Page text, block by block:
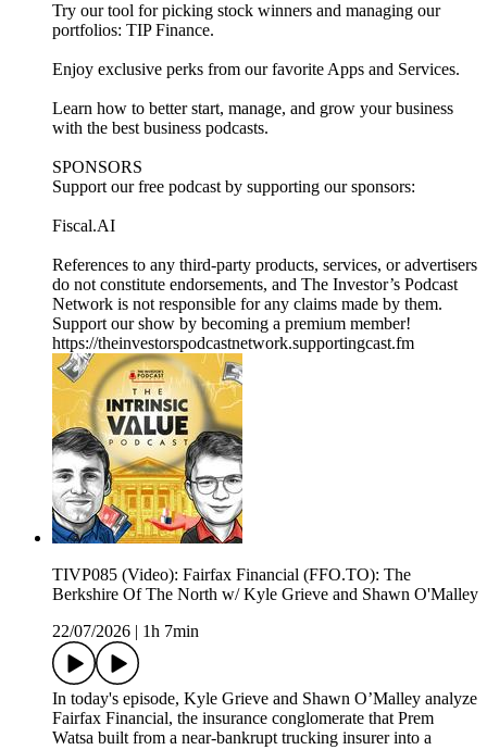
Try our tool for picking stock winners and managing our
portfolios: ⁠⁠⁠⁠⁠⁠⁠⁠⁠⁠⁠⁠⁠⁠⁠⁠⁠⁠⁠⁠⁠⁠⁠⁠⁠⁠⁠⁠⁠⁠⁠⁠⁠⁠⁠⁠⁠⁠⁠⁠⁠⁠⁠⁠⁠⁠⁠⁠⁠⁠⁠⁠⁠⁠⁠⁠⁠⁠⁠⁠⁠⁠⁠⁠⁠⁠⁠⁠⁠⁠⁠⁠⁠⁠⁠⁠⁠⁠⁠⁠⁠⁠⁠⁠⁠TIP Finance⁠⁠⁠⁠⁠⁠⁠⁠⁠⁠⁠⁠⁠⁠⁠⁠.
Enjoy exclusive perks from our ⁠⁠⁠⁠⁠⁠⁠⁠⁠⁠⁠⁠⁠⁠⁠⁠⁠⁠⁠⁠⁠⁠⁠⁠⁠⁠⁠⁠⁠⁠⁠⁠⁠⁠⁠⁠⁠⁠⁠⁠⁠⁠⁠⁠⁠⁠⁠⁠⁠⁠⁠⁠⁠⁠⁠⁠⁠⁠⁠⁠⁠⁠⁠⁠⁠⁠⁠⁠⁠⁠⁠⁠⁠⁠⁠⁠⁠⁠⁠⁠⁠⁠⁠⁠⁠favorite Apps and Services⁠⁠⁠⁠⁠⁠⁠⁠⁠⁠⁠⁠⁠⁠⁠⁠⁠⁠⁠⁠⁠⁠⁠⁠⁠⁠⁠⁠⁠⁠⁠⁠⁠⁠⁠⁠⁠⁠⁠⁠⁠⁠⁠⁠⁠⁠⁠⁠⁠⁠⁠⁠⁠⁠⁠⁠⁠⁠⁠⁠⁠⁠⁠⁠⁠⁠⁠⁠⁠⁠⁠⁠⁠⁠⁠⁠⁠⁠⁠⁠⁠⁠⁠⁠⁠.
Learn how to better start, manage, and grow your business
with the ⁠⁠⁠⁠⁠⁠⁠⁠⁠⁠⁠⁠⁠⁠⁠⁠⁠⁠⁠⁠⁠⁠⁠⁠⁠⁠⁠⁠⁠⁠⁠⁠⁠⁠⁠⁠⁠⁠⁠⁠⁠⁠⁠⁠⁠⁠⁠⁠⁠⁠⁠⁠⁠⁠⁠⁠⁠⁠⁠⁠⁠⁠⁠⁠⁠⁠⁠⁠⁠⁠⁠⁠⁠⁠⁠⁠⁠⁠⁠⁠⁠⁠⁠⁠⁠best business podcasts⁠⁠⁠⁠⁠⁠⁠⁠⁠⁠⁠⁠⁠⁠⁠⁠⁠⁠⁠⁠⁠⁠⁠⁠⁠⁠⁠⁠⁠⁠⁠⁠⁠⁠⁠⁠⁠⁠⁠⁠⁠⁠⁠⁠⁠⁠⁠⁠⁠⁠⁠⁠⁠⁠⁠⁠⁠⁠⁠⁠⁠⁠⁠⁠⁠⁠⁠⁠⁠⁠⁠⁠⁠⁠⁠⁠⁠⁠⁠⁠⁠⁠⁠⁠⁠.
SPONSORS
Support our free podcast by supporting our ⁠⁠⁠⁠⁠sponsors⁠⁠⁠⁠⁠:
⁠⁠⁠⁠⁠⁠⁠⁠⁠Fiscal.AI⁠⁠⁠⁠⁠⁠
References to any third-party products, services, or advertisers
do not constitute endorsements, and The Investor’s Podcast
Network is not responsible for any claims made by them.
Support our show by becoming a premium member!
https://theinvestorspodcastnetwork.supportingcast.fm
TIVP085 (Video): Fairfax Financial (FFO.TO): The
Berkshire Of The North w/ Kyle Grieve and Shawn O'Malley
22/07/2026
1h 7min
In today's episode, Kyle Grieve and Shawn O’Malley analyze
Fairfax Financial, the insurance conglomerate that Prem
Watsa built from a near-bankrupt trucking insurer into a